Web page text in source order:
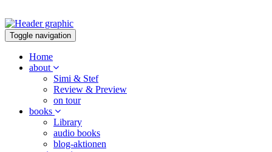
Toggle navigation
Home
about
Simi & Stef
Review & Preview
on tour
books
Library
audio books
blog-aktionen